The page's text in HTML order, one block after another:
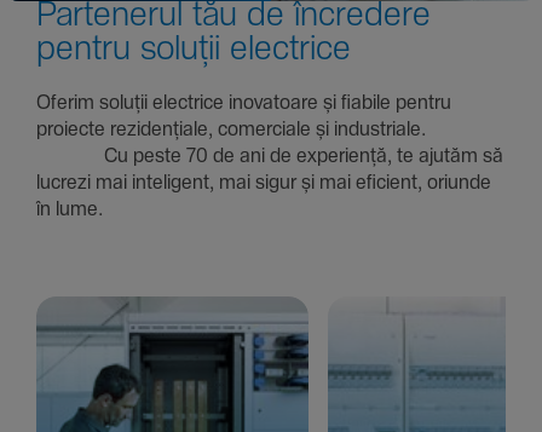
Parte­nerul tău de încre­dere
pentru soluții electrice
Oferim soluții electrice inova­toare și fiabile pentru
proiecte rezi­den­țiale, comer­ciale și indus­triale.
Cu peste 70 de ani de expe­riență, te ajutăm să
lucrezi mai inte­li­gent, mai sigur și mai eficient, oriunde
în lume.